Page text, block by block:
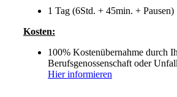
1 Tag (6Std. + 45min. + Pausen)
Kosten:
100% Kostenübernahme durch
Berufsgenossenschaft oder
Hier informieren